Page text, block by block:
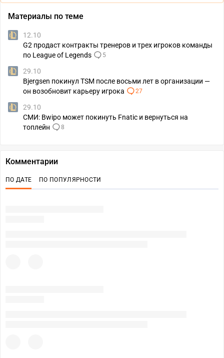
Материалы по теме
12.10
G2 продаст контракты тренеров и трех игроков команды
по League of Legends
5
29.10
Bjergsen покинул TSM после восьми лет в организации —
он возобновит карьеру игрока
27
29.10
СМИ: Bwipo может покинуть Fnatic и вернуться на
топлейн
8
Комментарии
ПО ДАТЕ ПО ПОПУЛЯРНОСТИ